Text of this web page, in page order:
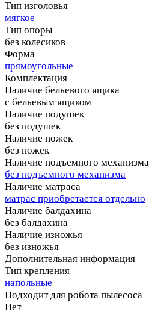
Тип изголовья
мягкое
Тип опоры
без колесиков
Форма
прямоугольные
Комплектация
Наличие бельевого ящика
с бельевым ящиком
Наличие подушек
без подушек
Наличие ножек
без ножек
Наличие подъемного механизма
без подъемного механизма
Наличие матраса
матрас приобретается отдельно
Наличие балдахина
без балдахина
Наличие изножья
без изножья
Дополнительная информация
Тип крепления
напольные
Подходит для робота пылесоса
Нет